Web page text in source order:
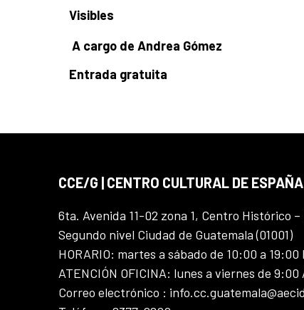
Visibles
A cargo de Andrea Gómez
Entrada gratuita
CCE/G | CENTRO CULTURAL DE
6ta. Avenida 11-02 zona 1, Centro Histórico
Segundo nivel Ciudad de Guatemala (01001)
HORARIO: martes a sábado de 10:00 a 19:00
ATENCIÓN OFICINA: lunes a viernes de 9:00
Correo electrónico :